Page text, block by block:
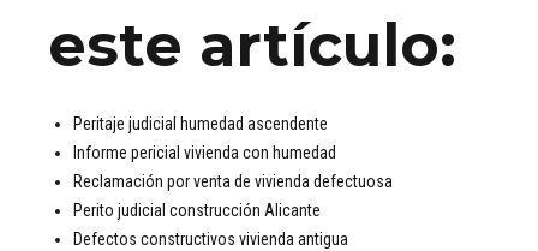
este artículo:
Peritaje judicial humedad ascendente
Informe pericial vivienda con humedad
Reclamación por venta de vivienda defectuosa
Perito judicial construcción Alicante
Defectos constructivos vivienda antigua